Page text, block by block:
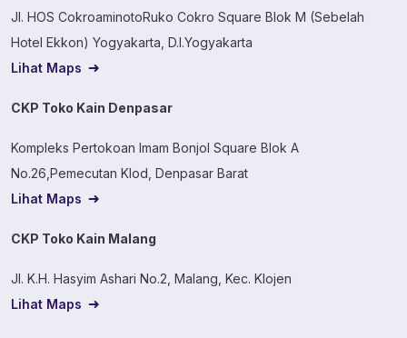
Jl. HOS CokroaminotoRuko Cokro Square Blok M (Sebelah
Hotel Ekkon) Yogyakarta, D.I.Yogyakarta
Lihat Maps
CKP Toko Kain Denpasar
Kompleks Pertokoan Imam Bonjol Square Blok A
No.26,Pemecutan Klod, Denpasar Barat
Lihat Maps
CKP Toko Kain Malang
Jl. K.H. Hasyim Ashari No.2, Malang, Kec. Klojen
Lihat Maps